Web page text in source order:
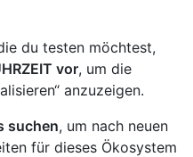
du testen möchtest,
vor, um die
anzuzeigen.
suchen, um nach neuen
für dieses Ökosystem